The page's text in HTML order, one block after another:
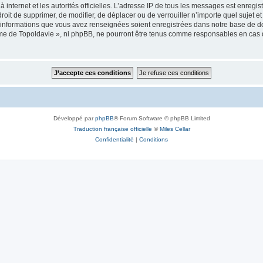
internet et les autorités officielles. L’adresse IP de tous les messages est
de supprimer, de modifier, de déplacer ou de verrouiller n’importe quel sujet
que vous avez renseignées soient enregistrées dans notre base de
de Topoldavie », ni phpBB, ne pourront être tenus comme responsables en
Développé parphpBB® Forum Software © phpBB Limited
Traduction française officielle ©Miles Cellar
Confidentialité | Conditions